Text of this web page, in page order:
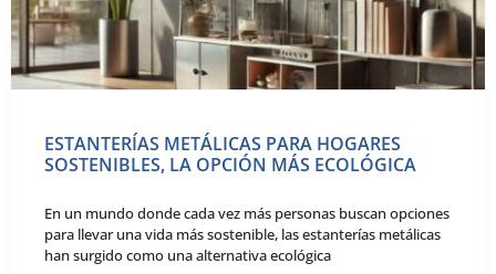
ESTANTERÍAS METÁLICAS PARA HOGARES
SOSTENIBLES, LA OPCIÓN MÁS ECOLÓGICA
En un mundo donde cada vez más personas buscan opciones
para llevar una vida más sostenible, las estanterías metálicas
han surgido como una alternativa ecológica